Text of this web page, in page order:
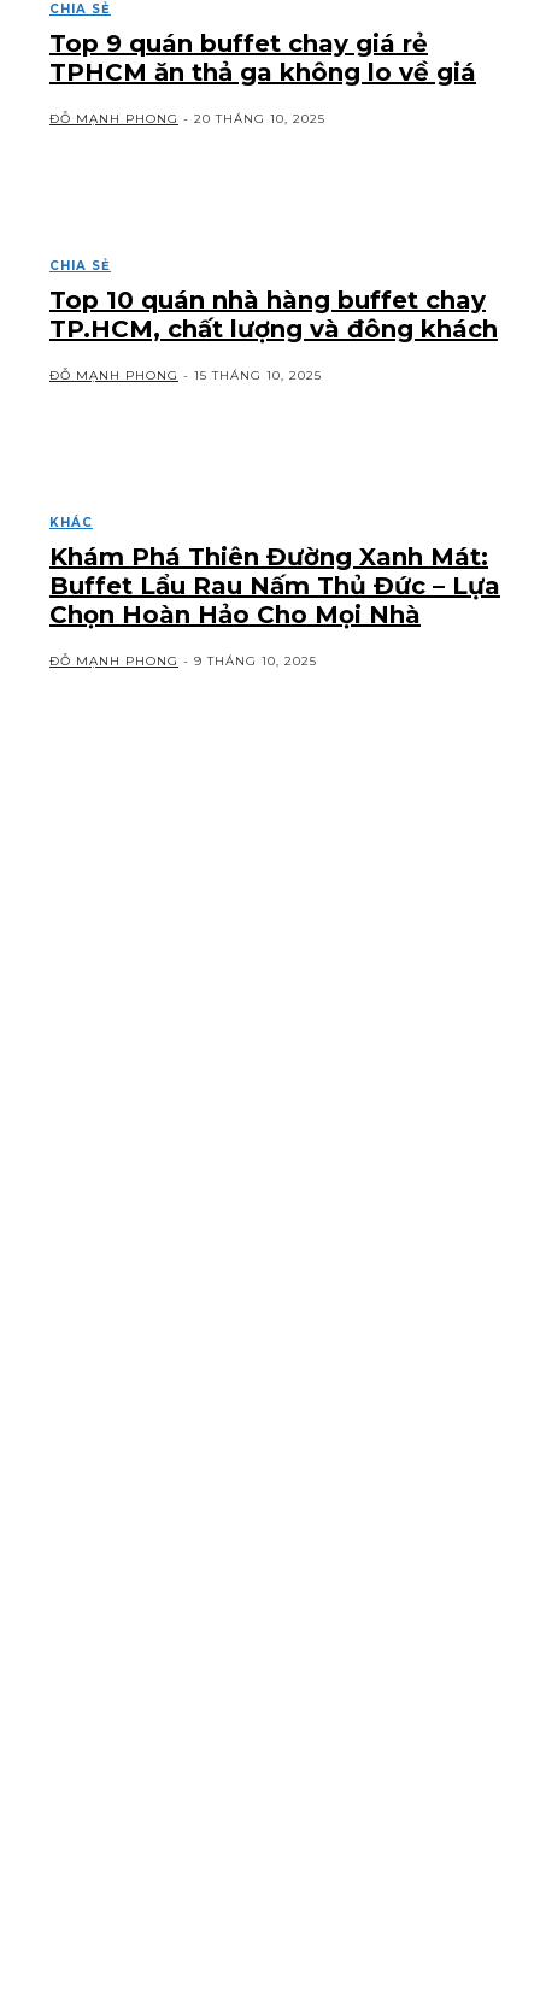
CHIA SẺ
Top 9 quán buffet chay giá rẻ
TPHCM ăn thả ga không lo về giá
ĐỖ MẠNH PHONG - 20 THÁNG 10, 2025
CHIA SẺ
Top 10 quán nhà hàng buffet chay
TP.HCM, chất lượng và đông khách
ĐỖ MẠNH PHONG - 15 THÁNG 10, 2025
KHÁC
Khám Phá Thiên Đường Xanh Mát:
Buffet Lẩu Rau Nấm Thủ Đức – Lựa
Chọn Hoàn Hảo Cho Mọi Nhà
ĐỖ MẠNH PHONG - 9 THÁNG 10, 2025